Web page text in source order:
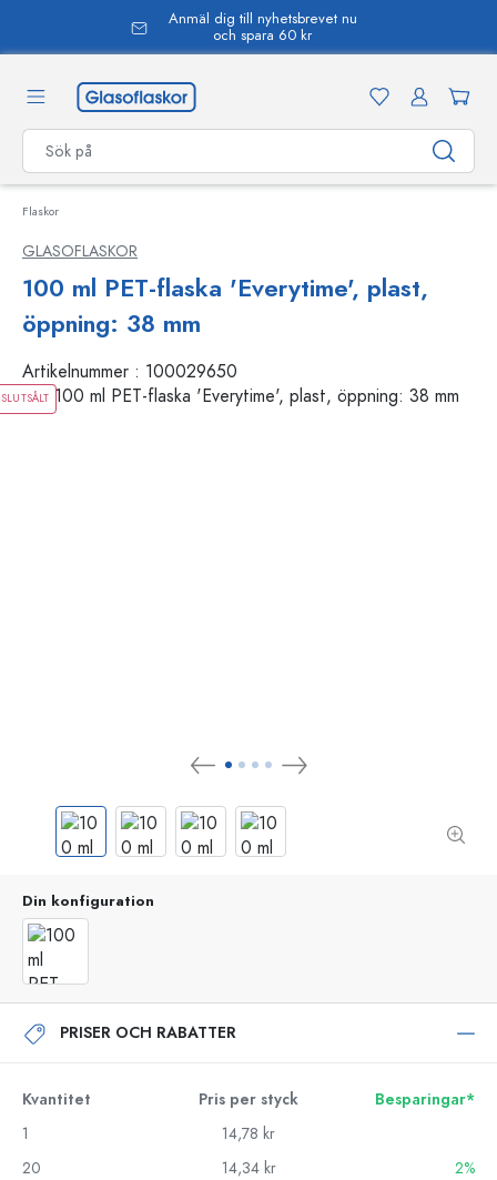
Anmäl dig till nyhetsbrevet nu
och spara 60 kr
Flaskor
GLASOFLASKOR
100 ml PET-flaska 'Everytime', plast,
öppning: 38 mm
Artikelnummer : 100029650
SLUTSÅLT
Din konfiguration
PRISER OCH RABATTER
Kvantitet Pris per styck
Besparingar*
1
14,78 kr
20
14,34 kr
2%